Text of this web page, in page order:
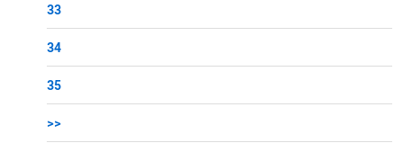
33
34
35
>>